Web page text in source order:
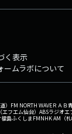
く表示
ームラボについて
） FM NORTH WAVEＲＡＢ
フエム仙台） ABSラジオエ
福島ふくしまFMNHK AM（札